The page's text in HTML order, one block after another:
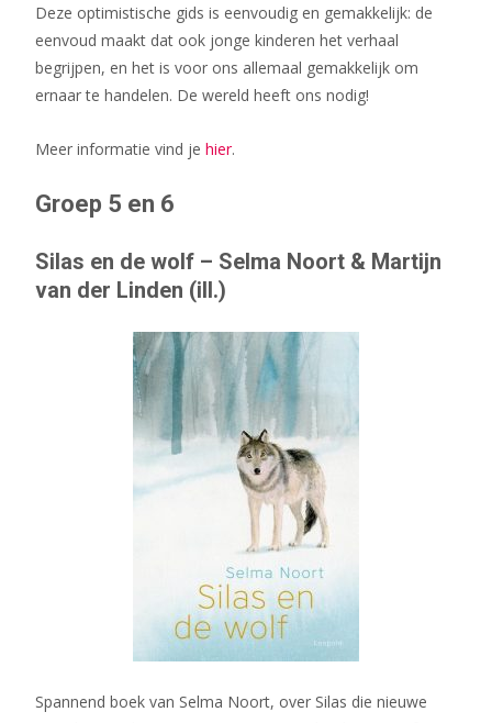
Deze optimistische gids is eenvoudig en gemakkelijk: de
eenvoud maakt dat ook jonge kinderen het verhaal
begrijpen, en het is voor ons allemaal gemakkelijk om
ernaar te handelen. De wereld heeft ons nodig!
Meer informatie vind je hier.
Groep 5 en 6
Silas en de wolf – Selma Noort & Martijn
van der Linden (ill.)
Spannend boek van Selma Noort, over Silas die nieuwe